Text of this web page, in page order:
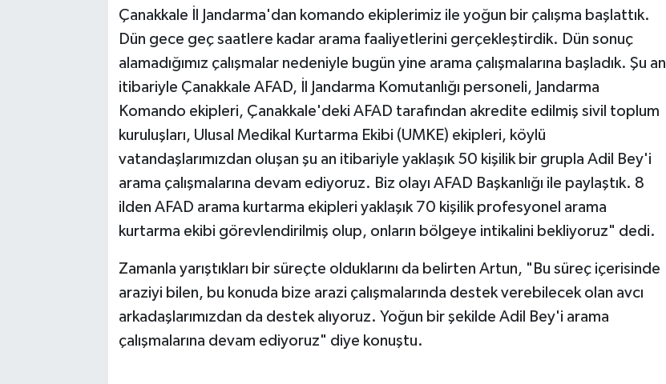
Çanakkale İl Jandarma'dan komando ekiplerimiz ile yoğun bir çalışma başlattık.
Dün gece geç saatlere kadar arama faaliyetlerini gerçekleştirdik. Dün sonuç
alamadığımız çalışmalar nedeniyle bugün yine arama çalışmalarına başladık. Şu an
itibariyle Çanakkale AFAD, İl Jandarma Komutanlığı personeli, Jandarma
Komando ekipleri, Çanakkale'deki AFAD tarafından akredite edilmiş sivil toplum
kuruluşları, Ulusal Medikal Kurtarma Ekibi (UMKE) ekipleri, köylü
vatandaşlarımızdan oluşan şu an itibariyle yaklaşık 50 kişilik bir grupla Adil Bey'i
arama çalışmalarına devam ediyoruz. Biz olayı AFAD Başkanlığı ile paylaştık. 8
ilden AFAD arama kurtarma ekipleri yaklaşık 70 kişilik profesyonel arama
kurtarma ekibi görevlendirilmiş olup, onların bölgeye intikalini bekliyoruz" dedi.
Zamanla yarıştıkları bir süreçte olduklarını da belirten Artun, "Bu süreç içerisinde
araziyi bilen, bu konuda bize arazi çalışmalarında destek verebilecek olan avcı
arkadaşlarımızdan da destek alıyoruz. Yoğun bir şekilde Adil Bey'i arama
çalışmalarına devam ediyoruz" diye konuştu.